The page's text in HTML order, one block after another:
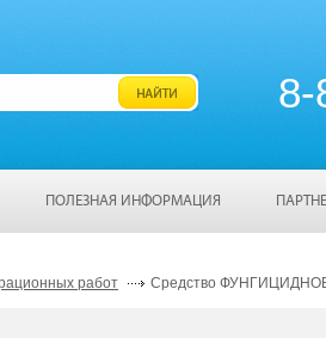
8-
ПОЛЕЗНАЯ ИНФОРМАЦИЯ
работ Средство